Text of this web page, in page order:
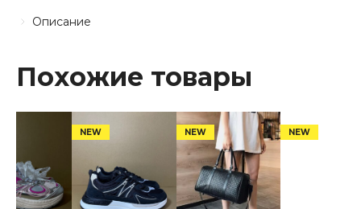
Описание
Похожие товары